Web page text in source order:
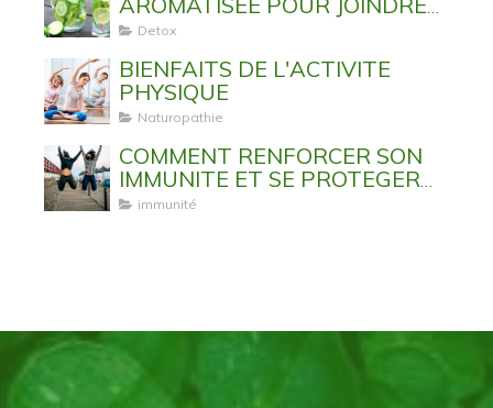
L’UTILE A L’AGREABLE
Detox
BIENFAITS DE L'ACTIVITE
PHYSIQUE
Naturopathie
COMMENT RENFORCER SON
IMMUNITE ET SE PROTEGER
DES VIRUS ET MALADIES
immunité